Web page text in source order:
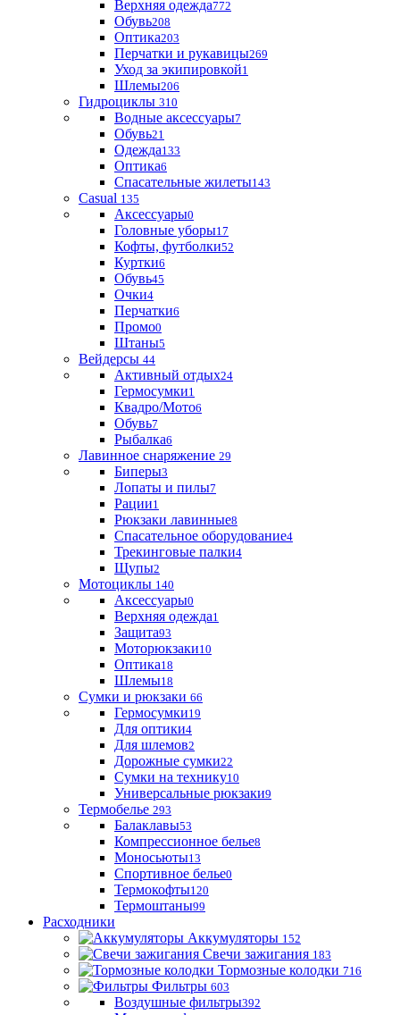
Верхняя одежда772
Обувь208
Оптика203
Перчатки и рукавицы269
Уход за экипировкой1
Шлемы206
Гидроциклы 310
Водные аксессуары7
Обувь21
Одежда133
Оптика6
Спасательные жилеты143
Casual 135
Аксессуары0
Головные уборы17
Кофты, футболки52
Куртки6
Обувь45
Очки4
Перчатки6
Промо0
Штаны5
Вейдерсы 44
Активный отдых24
Гермосумки1
Квадро/Мото6
Обувь7
Рыбалка6
Лавинное снаряжение 29
Биперы3
Лопаты и пилы7
Рации1
Рюкзаки лавинные8
Спасательное оборудование4
Трекинговые палки4
Щупы2
Мотоциклы 140
Аксессуары0
Верхняя одежда1
Защита93
Моторюкзаки10
Оптика18
Шлемы18
Сумки и рюкзаки 66
Гермосумки19
Для оптики4
Для шлемов2
Дорожные сумки22
Сумки на технику10
Универсальные рюкзаки9
Термобелье 293
Балаклавы53
Компрессионное белье8
Моносьюты13
Спортивное белье0
Термокофты120
Термоштаны99
Расходники
Аккумуляторы 152
Свечи зажигания 183
Тормозные колодки 716
Фильтры 603
Воздушные фильтры392